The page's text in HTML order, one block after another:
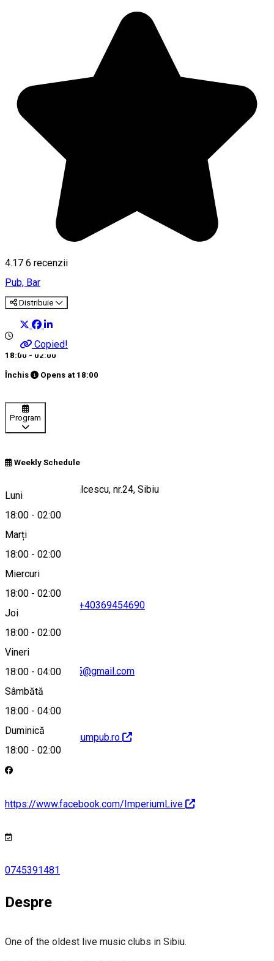
4.17 6 recenzii
Pub, Bar
Distribuie
Copied!
18:00 - 02:00
Închis Opens at 18:00
Program
Weekly Schedule
Luni
18:00 - 02:00
Marți
18:00 - 02:00
Miercuri
18:00 - 02:00
Joi
18:00 - 02:00
Vineri
18:00 - 04:00
Sâmbătă
18:00 - 04:00
Duminică
18:00 - 02:00
Strada Nicolae Balcescu, nr.24, Sibiu
Hartă
+40369454690
imperiumpub2015@gmail.com
http://www.imperiumpub.ro
https://www.facebook.com/ImperiumLive
0745391481
Despre
One of the oldest live music clubs in Sibiu.